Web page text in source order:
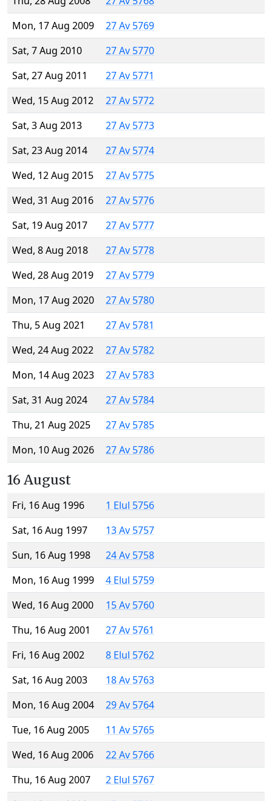
Mon, 17 Aug 2009
27 Av 5769
Sat, 7 Aug 2010
27 Av 5770
Sat, 27 Aug 2011
27 Av 5771
Wed, 15 Aug 2012
27 Av 5772
Sat, 3 Aug 2013
27 Av 5773
Sat, 23 Aug 2014
27 Av 5774
Wed, 12 Aug 2015
27 Av 5775
Wed, 31 Aug 2016
27 Av 5776
Sat, 19 Aug 2017
27 Av 5777
Wed, 8 Aug 2018
27 Av 5778
Wed, 28 Aug 2019
27 Av 5779
Mon, 17 Aug 2020
27 Av 5780
Thu, 5 Aug 2021
27 Av 5781
Wed, 24 Aug 2022
27 Av 5782
Mon, 14 Aug 2023
27 Av 5783
Sat, 31 Aug 2024
27 Av 5784
Thu, 21 Aug 2025
27 Av 5785
Mon, 10 Aug 2026
27 Av 5786
16 August
Fri, 16 Aug 1996
1 Elul 5756
Sat, 16 Aug 1997
13 Av 5757
Sun, 16 Aug 1998
24 Av 5758
Mon, 16 Aug 1999
4 Elul 5759
Wed, 16 Aug 2000
15 Av 5760
Thu, 16 Aug 2001
27 Av 5761
Fri, 16 Aug 2002
8 Elul 5762
Sat, 16 Aug 2003
18 Av 5763
Mon, 16 Aug 2004
29 Av 5764
Tue, 16 Aug 2005
11 Av 5765
Wed, 16 Aug 2006
22 Av 5766
Thu, 16 Aug 2007
2 Elul 5767